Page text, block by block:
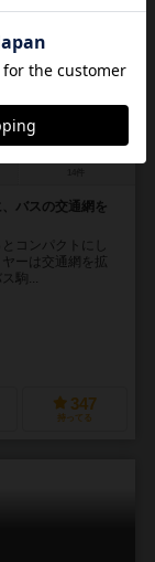
バスの交通網を
コンパクトにし
ーは交通網を拡
駒...
347
持ってる